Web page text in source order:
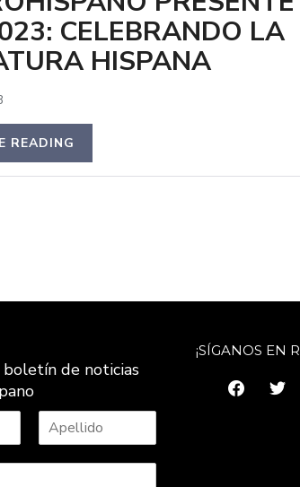
CELEBRANDO LA
HISPANA
READING
boletín de noticias
p
¡SÍGANOS EN
facebook